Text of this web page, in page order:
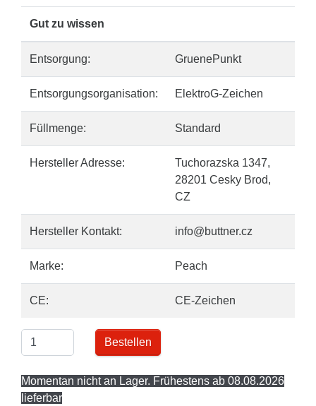
Gut zu wissen
Entsorgung: GruenePunkt
Entsorgungsorganisation: ElektroG-Zeichen
Füllmenge: Standard
Hersteller Adresse:
Tuchorazska 1347,
28201 Cesky Brod,
CZ
Hersteller Kontakt: info@buttner.cz
Marke: Peach
CE: CE-Zeichen
Bestellen
Momentan nicht an Lager. Frühestens ab 08.08.2026
lieferbar